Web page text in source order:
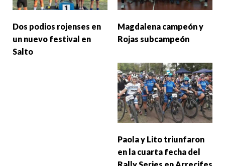
Dos podios rojenses en
un nuevo festival en
Salto
Magdalena campeón y
Rojas subcampeón
Paola y Lito triunfaron
en la cuarta fecha del